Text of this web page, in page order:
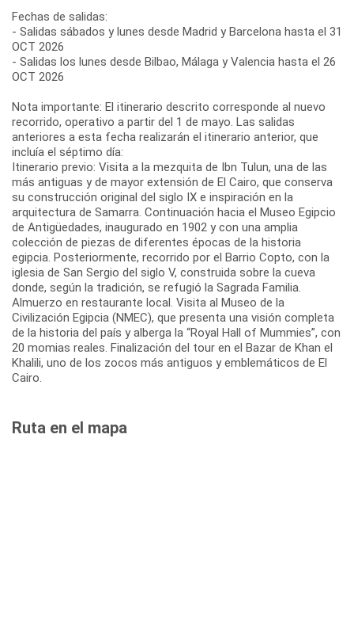
Fechas de salidas:
- Salidas sábados y lunes desde Madrid y Barcelona hasta el 31
OCT 2026
- Salidas los lunes desde Bilbao, Málaga y Valencia hasta el 26
OCT 2026
Nota importante: El itinerario descrito corresponde al nuevo
recorrido, operativo a partir del 1 de mayo. Las salidas
anteriores a esta fecha realizarán el itinerario anterior, que
incluía el séptimo día:
Itinerario previo: Visita a la mezquita de Ibn Tulun, una de las
más antiguas y de mayor extensión de El Cairo, que conserva
su construcción original del siglo IX e inspiración en la
arquitectura de Samarra. Continuación hacia el Museo Egipcio
de Antigüedades, inaugurado en 1902 y con una amplia
colección de piezas de diferentes épocas de la historia
egipcia. Posteriormente, recorrido por el Barrio Copto, con la
iglesia de San Sergio del siglo V, construida sobre la cueva
donde, según la tradición, se refugió la Sagrada Familia.
Almuerzo en restaurante local. Visita al Museo de la
Civilización Egipcia (NMEC), que presenta una visión completa
de la historia del país y alberga la “Royal Hall of Mummies”, con
20 momias reales. Finalización del tour en el Bazar de Khan el
Khalili, uno de los zocos más antiguos y emblemáticos de El
Cairo.
Ruta en el mapa